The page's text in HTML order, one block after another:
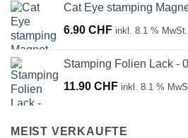
Cat Eye stamping
6.90 CHF inkl. 8.1 % MwSt.
Stamping Folien Lack -
11.90 CHF inkl. 8.1 %
MEIST VERKAUFTE